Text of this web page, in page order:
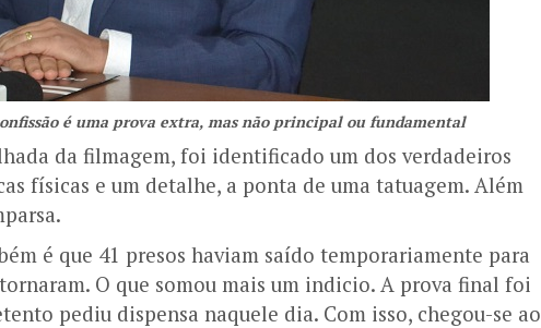
é uma prova extra, mas não principal ou fundamental
da filmagem, foi identificado um dos verdadeiros
físicas e um detalhe, a ponta de uma tatuagem. Além
é que 41 presos haviam saído temporariamente para
O que somou mais um indicio. A prova final foi
pediu dispensa naquele dia. Com isso, chegou-se ao